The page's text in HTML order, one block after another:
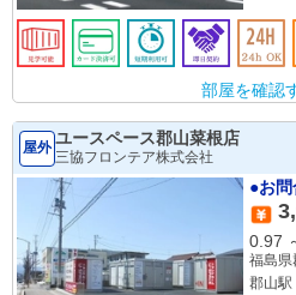
部屋を確認
屋外 ユースペース郡山菜根店
三協フロンテア株式会社
●お
0.97
福島県
郡山駅